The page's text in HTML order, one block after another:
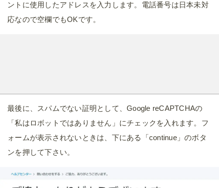
ントに使用したアドレスを入力します。電話番号は日本未対
応なので空欄でもOKです。
最後に、スパムでない証明として、Google reCAPTCHAの
「私はロボットではありません」にチェックを入れます。フ
ォームが表示されないときは、下にある「continue」のボタ
ンを押して下さい。